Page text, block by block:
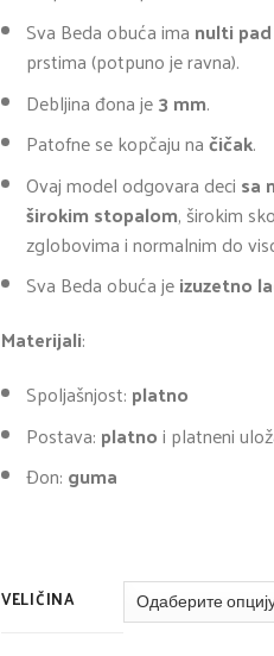
Sva Beda obuća ima nulti pad
prstima (potpuno je ravna).
Debljina đona je3 mm.
Patofne se kopčaju načičak.
Ovaj model odgovara deci sa
širokim stopalom, širokim
zglobovima i normalnim do
Sva Beda obuća jeizuzetno
Materijali:
Spoljašnjost: platno
Postava: platnoi platneni
Đon: guma
VELIČINA